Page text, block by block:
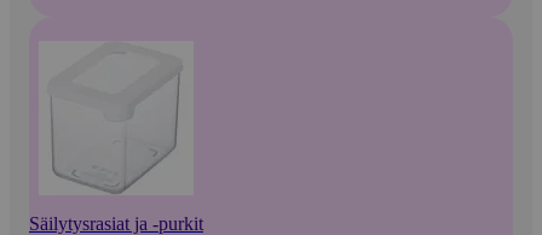
Säilytysrasiat ja -purkit